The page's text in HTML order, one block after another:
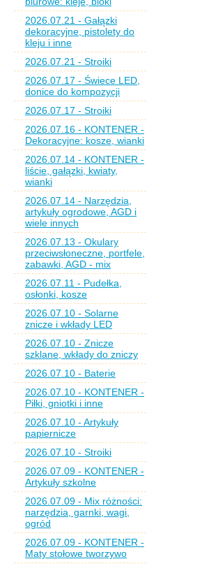
2026.07.21 - Gałązki
dekoracyjne, pistolety do
kleju i inne
2026.07.21 - Stroiki
2026.07.17 - Świece LED,
donice do kompozycji
2026.07.17 - Stroiki
2026.07.16 - KONTENER -
Dekoracyjne: kosze, wianki
2026.07.14 - KONTENER -
liście, gałązki, kwiaty,
wianki
2026.07.14 - Narzędzia,
artykuły ogrodowe, AGD i
wiele innych
2026.07.13 - Okulary
przeciwsłoneczne, portfele,
zabawki, AGD - mix
2026.07.11 - Pudełka,
osłonki, kosze
2026.07.10 - Solarne
znicze i wkłady LED
2026.07.10 - Znicze
szklane, wkłady do zniczy
2026.07.10 - Baterie
2026.07.10 - KONTENER -
Piłki, gniotki i inne
2026.07.10 - Artykuły
papiernicze
2026.07.10 - Stroiki
2026.07.09 - KONTENER -
Artykuły szkolne
2026.07.09 - Mix różności:
narzędzia, garnki, wagi,
ogród
2026.07.09 - KONTENER -
Maty stołowe tworzywo